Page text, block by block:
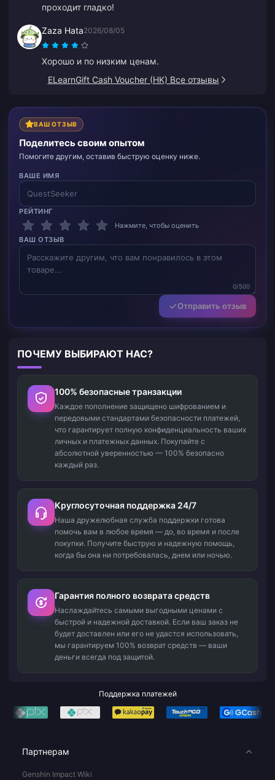
проходит гладко!
Zaza Hata2026/08/05
Хорошо и по низким ценам.
ELearnGift Cash Voucher (HK) Все отзывы
ВАШ ОТЗЫВ
Поделитесь своим опытом
Помогите другим, оставив быструю оценку ниже.
ВАШЕ ИМЯ
РЕЙТИНГ
Нажмите, чтобы оценить
ВАШ ОТЗЫВ
0/500
Отправить отзыв
ПОЧЕМУ ВЫБИРАЮТ НАС?
100% безопасные транзакции
Каждое пополнение защищено шифрованием и
передовыми стандартами безопасности платежей,
что гарантирует полную конфиденциальность ваших
личных и платежных данных. Покупайте с
абсолютной уверенностью — 100% безопасно
каждый раз.
Круглосуточная поддержка 24/7
Наша дружелюбная служба поддержки готова
помочь вам в любое время — до, во время и после
покупки. Получите быструю и надежную помощь,
когда бы она ни потребовалась, днем или ночью.
Гарантия полного возврата средств
Наслаждайтесь самыми выгодными ценами с
быстрой и надежной доставкой. Если ваш заказ не
будет доставлен или его не удастся использовать,
мы гарантируем 100% возврат средств — ваши
деньги всегда под защитой.
Поддержка платежей
Партнерам
Genshin Impact Wiki